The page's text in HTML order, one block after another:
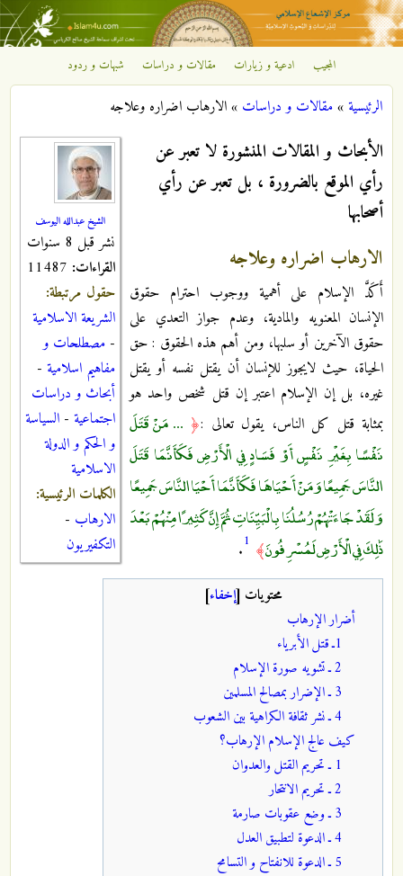
تجاوز إلى المحتوى الرئيسي
مركز
الإشعاع
الإسلامي
المجيب ادعية و زيارات مقالات و دراسات شبهات و ردود
أنت هنا
الرئيسية»مقالات و دراسات »الارهاب اضراره وعلاجه
الشيخ عبدالله اليوسف
نشر قبل 8 سنوات
القراءات:
حقول مرتبطة:
الشريعة الاسلامية
- مصطلحات و
مفاهيم اسلامية -
أبحاث و دراسات
اجتماعية - السياسة
و الحكم و الدولة
الاسلامية
الكلمات الرئيسية:
الارهاب -
التكفيريون
الأبحاث و المقالات المنشورة لا تعبر عن
رأي الموقع بالضرورة ، بل تعبر عن رأي
أصحابها
الارهاب اضراره وعلاجه
أَكَدَّ الإسلام على أهمية ووجوب احترام حقوق
الإنسان المعنويه والمادية، وعدم جواز التعدي على
حقوق الآخرين أو سلبها، ومن أهم هذه الحقوق : حق
الحياة، حيث لايجوز للإنسان أن يقتل نفسه أو يقتل
غيره، بل إن الإسلام اعتبر إن قتل شخص واحد هو
بمثابة قتل كل الناس، يقول تعالى :﴿ ... مَنْ قَتَلَ
نَفْسًا بِغَيْرِ نَفْسٍ أَوْ فَسَادٍ فِي الْأَرْضِ فَكَأَنَّمَا قَتَلَ
النَّاسَ جَمِيعًا وَمَنْ أَحْيَاهَا فَكَأَنَّمَا أَحْيَا النَّاسَ جَمِيعًا
وَلَقَدْ جَاءَتْهُمْ رُسُلُنَا بِالْبَيِّنَاتِ ثُمَّ إِنَّ كَثِيرًا مِنْهُمْ بَعْدَ
ذَٰلِكَ فِي الْأَرْضِ لَمُسْرِفُونَ﴾ 1
.
محتويات [إخفاء]
أضرار الإرهاب
1ـ قتل الأبرياء
2 ـ تشويه صورة الإسلام
3 ـ الإضرار بمصالح المسلمين
4 ـ نشر ثقافة الكراهية بين الشعوب
كيف عالج الإسلام الإرهاب؟
1 ـ تحريم القتل والعدوان
2 ـ تحريم الانتحار
3 ـ وضع عقوبات صارمة
4 ـ الدعوة لتطبيق العدل
5 ـ الدعوة للانفتاح و التسامح